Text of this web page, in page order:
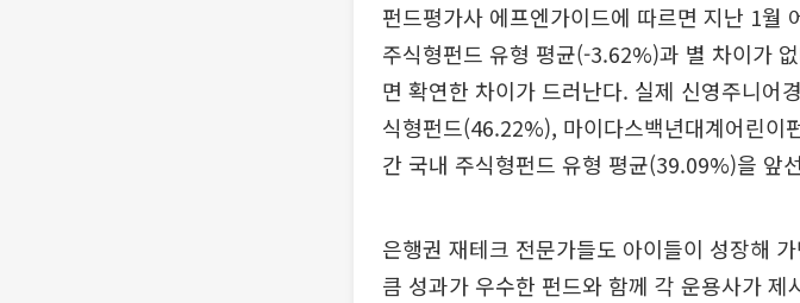
펀드평가사 에프엔가이드에 따르면 지난 1월
주식형펀드 유형 평균(-3.62%)과 별 차이가
면 확연한 차이가 드러난다. 실제 신영주니어
식형펀드(46.22%), 마이다스백년대계어린
간 국내 주식형펀드 유형 평균(39.09%)을 앞
은행권 재테크 전문가들도 아이들이 성장해
큼 성과가 우수한 펀드와 함께 각 운용사가